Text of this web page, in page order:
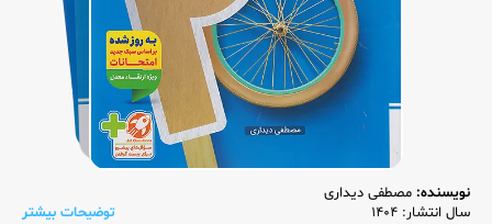
نویسنده: مصطفی دیداری
سال انتشار: 1404
توضیحات بیشتر